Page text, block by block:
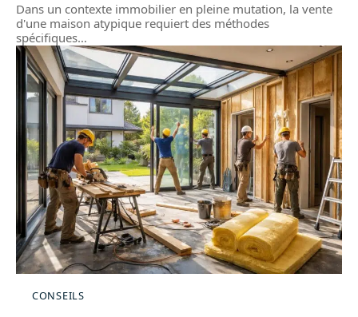
Dans un contexte immobilier en pleine mutation, la vente
d'une maison atypique requiert des méthodes
spécifiques…
CONSEILS